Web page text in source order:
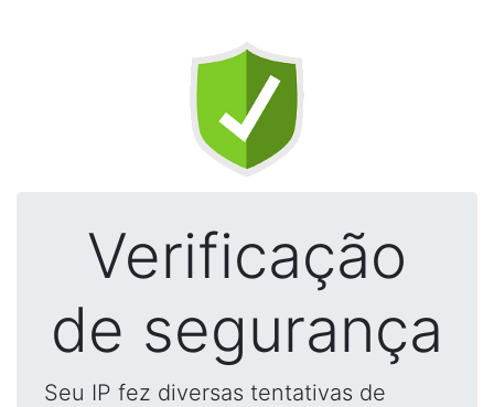
Verificação
de segurança
Seu IP fez diversas tentativas de